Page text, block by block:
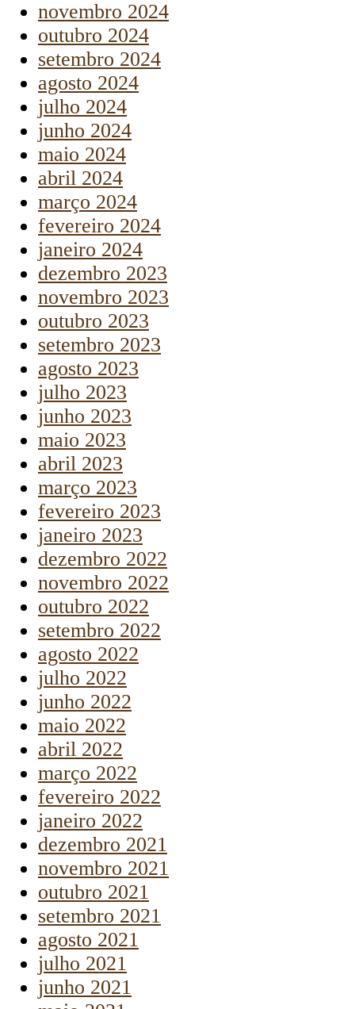
novembro 2024
outubro 2024
setembro 2024
agosto 2024
julho 2024
junho 2024
maio 2024
abril 2024
março 2024
fevereiro 2024
janeiro 2024
dezembro 2023
novembro 2023
outubro 2023
setembro 2023
agosto 2023
julho 2023
junho 2023
maio 2023
abril 2023
março 2023
fevereiro 2023
janeiro 2023
dezembro 2022
novembro 2022
outubro 2022
setembro 2022
agosto 2022
julho 2022
junho 2022
maio 2022
abril 2022
março 2022
fevereiro 2022
janeiro 2022
dezembro 2021
novembro 2021
outubro 2021
setembro 2021
agosto 2021
julho 2021
junho 2021